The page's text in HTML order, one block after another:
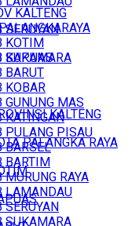
SUKAMARA
KALTENG
PALANGKA RAYA
KALTENG
KOTIM
KAPUAS
BARUT
KOBAR
GUNUNG MAS
KATINGAN
PULANG PISAU
BARSEL
BARTIM
RAYA
LAMANDAU
SUKAMARA